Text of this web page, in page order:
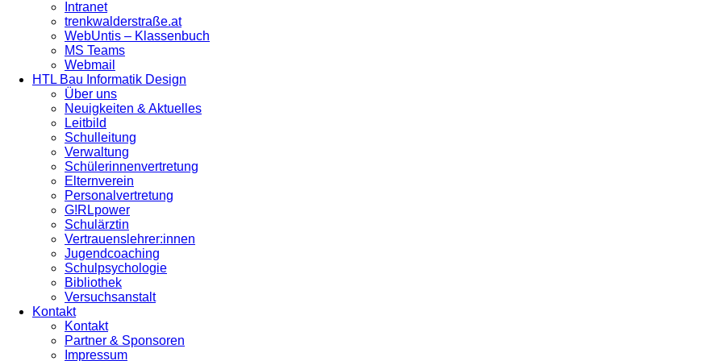
Intranet
trenkwalderstraße.at
WebUntis – Klassenbuch
MS Teams
Webmail
HTL Bau Informatik Design
Über uns
Neuigkeiten & Aktuelles
Leitbild
Schulleitung
Verwaltung
Schülerinnenvertretung
Elternverein
Personalvertretung
G!RLpower
Schulärztin
Vertrauenslehrer:innen
Jugendcoaching
Schulpsychologie
Bibliothek
Versuchsanstalt
Kontakt
Kontakt
Partner & Sponsoren
Impressum